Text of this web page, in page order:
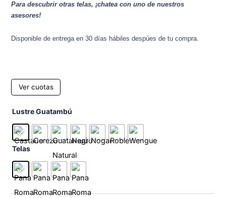
Para descubrir otras telas, ¡chatea con uno de nuestros
asesores!
Disponible de entrega en 30 días hábiles despúes de tu compra.
Ver cuotas
Lustre Guatambú
Telas
Sillon
cantidad